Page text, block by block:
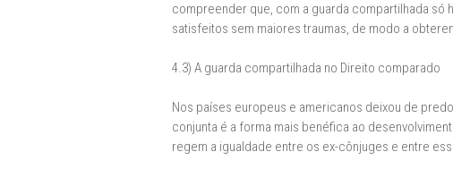
compreender que, com a guarda compartilhada
satisfeitos sem maiores traumas, de modo a
4.3) A guarda compartilhada no Direito comparado
Nos países europeus e americanos deixou de
conjunta é a forma mais benéfica ao
regem a igualdade entre os ex-cônjuges e entre